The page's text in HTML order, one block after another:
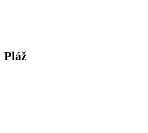
Pláž